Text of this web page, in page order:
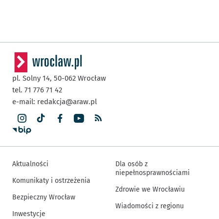
pl. Solny 14, 50-062 Wrocław
tel. 71 776 71 42
e-mail: redakcja@araw.pl
Aktualności
Komunikaty i ostrzeżenia
Bezpieczny Wrocław
Inwestycje
Dla osób z
niepełnosprawnościami
Zdrowie we Wrocławiu
Wiadomości z regionu